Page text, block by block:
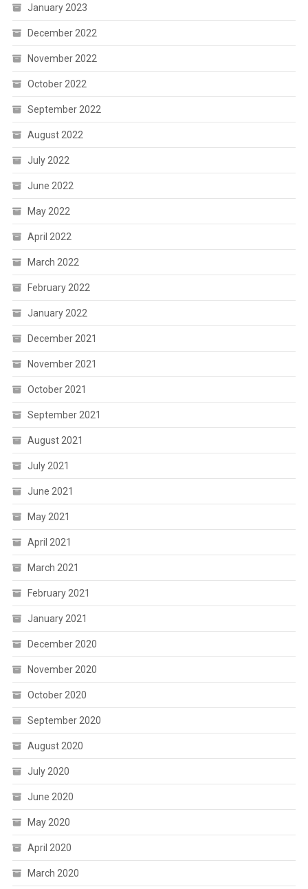
January 2023
December 2022
November 2022
October 2022
September 2022
August 2022
July 2022
June 2022
May 2022
April 2022
March 2022
February 2022
January 2022
December 2021
November 2021
October 2021
September 2021
August 2021
July 2021
June 2021
May 2021
April 2021
March 2021
February 2021
January 2021
December 2020
November 2020
October 2020
September 2020
August 2020
July 2020
June 2020
May 2020
April 2020
March 2020